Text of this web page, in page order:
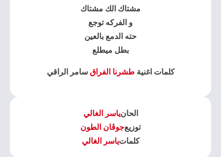
مشتاك الك مشتاك
و الفركه توجع
حته الدمع بالعين
بطل ميطلع
كلمات اغنيةطشرنا الفراق سامر الراقي
الحانياسر الغالي
توزيعجوڤان الطون
كلماتياسر الغالي